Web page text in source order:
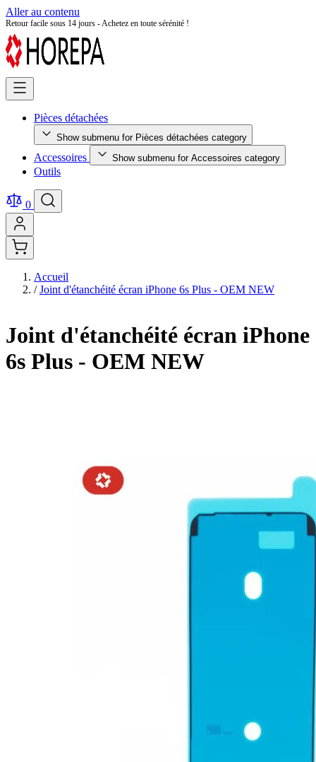
Aller au contenu
Retour facile sous 14 jours - Achetez en toute sérénité !
Pièces détachées
Show submenu for Pièces détachées category
Accessoires Show submenu for Accessoires category
Outils
0
Accueil
/ Joint d'étanchéité écran iPhone 6s Plus - OEM NEW
Joint d'étanchéité écran iPhone
6s Plus - OEM NEW